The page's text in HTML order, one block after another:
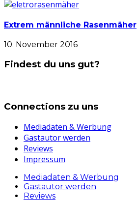
Extrem männliche Rasenmäher
10. November 2016
Findest du uns gut?
Connections zu uns
Mediadaten & Werbung
Gastautor werden
Reviews
Impressum
Mediadaten & Werbung
Gastautor werden
Reviews